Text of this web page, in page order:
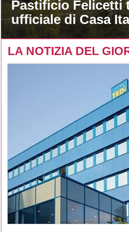
Pastificio Felicetti
ufficiale di Casa
LA NOTIZIA DEL